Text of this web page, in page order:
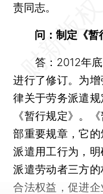
责同志。
问：制定《暂
答：2012年底
进行了修订。为
律关于劳务派遣
《暂行规定》。
部重要规章，它
派遣用工行为，
派遣劳动者三方
合法权益，促进